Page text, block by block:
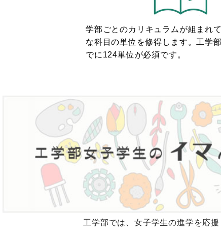
学部ごとのカリキュラムが組まれ
な科目の単位を修得します。工学
でに124単位が必須です。
工学部では、女子学生の進学を応援